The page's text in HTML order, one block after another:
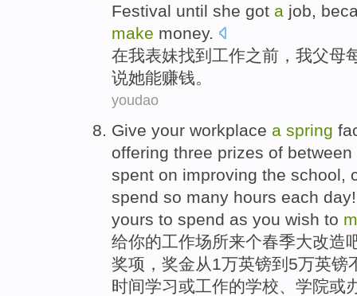
Festival until she got a job,
make money.
在我表妹找到工作之前，我父母
说她能赚钱。
youdao
Give your workplace a spring
offering three prizes of
spent on improving the school,
spend so many hours each
yours to spend as you wish to
给你的工作场所来个春季大改造
奖项，奖金从1万英镑到5万英镑
时间学习或工作的学校、学院或